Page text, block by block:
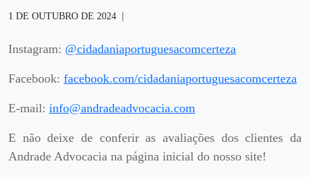
1 DE OUTUBRO DE 2024
Instagram: @cidadaniaportuguesacomcerteza
Facebook: facebook.com/cidadaniaportuguesacomcerteza
E-mail: info@andradeadvocacia.com
E não deixe de conferir as avaliações dos clientes da
Andrade Advocacia na página inicial do nosso site!